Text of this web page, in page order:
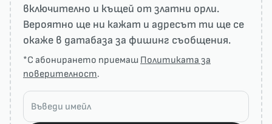
включително и къщей от златни орли.
Вероятно ще ни кажат и адресът ти ще се
окаже в датабаза за фишинг съобщения.
*С абонирането приемаш Политиката за
поверителност.